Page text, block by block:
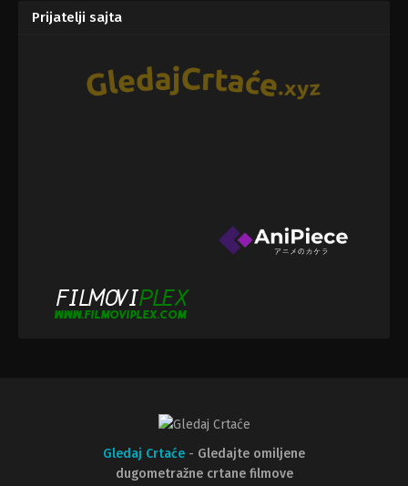
Prijatelji sajta
Gledaj Crtaće - Gledajte omiljene
dugometražne crtane filmove